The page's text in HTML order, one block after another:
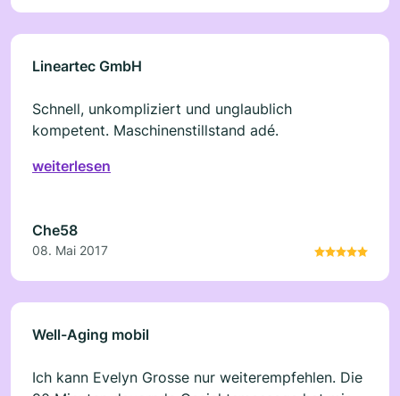
Lineartec GmbH
Schnell, unkompliziert und unglaublich
kompetent. Maschinenstillstand adé.
weiterlesen
Che58
08. Mai 2017
Well-Aging mobil
Ich kann Evelyn Grosse nur weiterempfehlen. Die